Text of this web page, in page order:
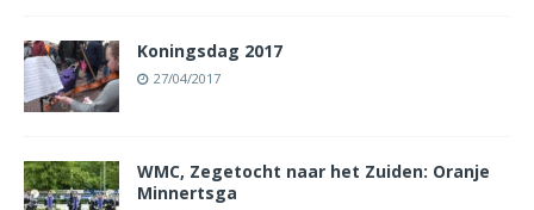
Koningsdag 2017
27/04/2017
WMC, Zegetocht naar het Zuiden: Oranje
Minnertsga